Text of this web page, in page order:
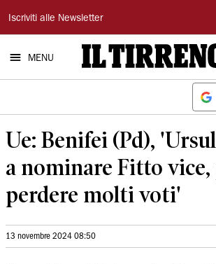
Il
Tirreno
Iscriviti alle Newsletter
MENU
Ue: Benifei (Pd),
a nominare Fitto
perdere molti voti'
13 novembre 2024 08:50